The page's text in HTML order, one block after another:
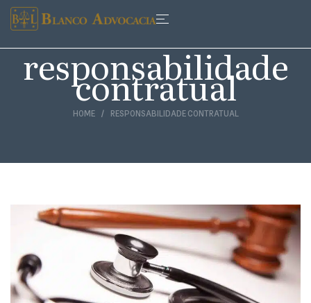
HOME RESPONSABILIDADE CONTRATUAL
responsabilidade
contratual